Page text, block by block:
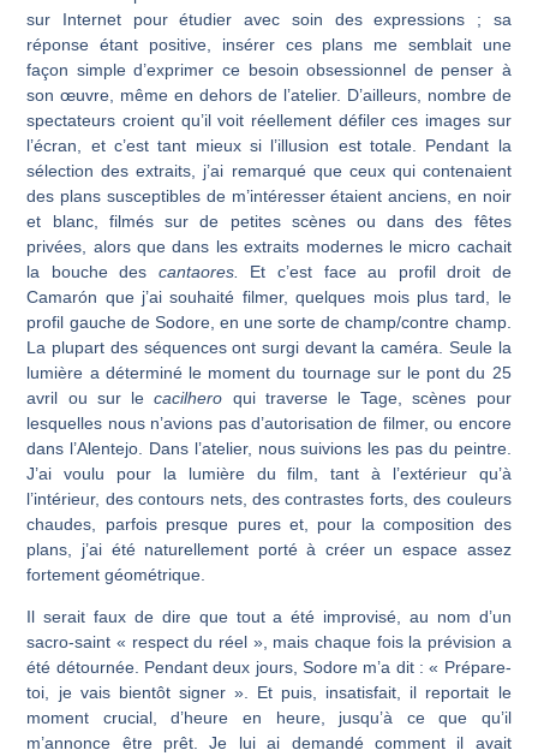
sur Internet pour étudier avec soin des expressions ; sa
réponse étant positive, insérer ces plans me semblait une
façon simple d’exprimer ce besoin obsessionnel de penser à
son œuvre, même en dehors de l’atelier. D’ailleurs, nombre de
spectateurs croient qu’il voit réelle­ment défiler ces images sur
l’écran, et c’est tant mieux si l’illusion est totale. Pendant la
sélection des extraits, j’ai remarqué que ceux qui contenaient
des plans susceptibles de m’intéresser étaient anciens, en noir
et blanc, filmés sur de petites scènes ou dans des fêtes
privées, alors que dans les extraits modernes le micro cachait
la bouche des cantaores.
Et c’est face au profil droit de
Camarón que j’ai souhaité filmer, quelques mois plus tard, le
profil gauche de Sodore, en une sorte de champ/contre champ.
La plupart des séquences ont surgi devant la caméra. Seule la
lumière a déterminé le mo­ment du tournage sur le pont du 25
avril ou sur lecacilhero qui traverse le Tage, scènes pour
lesquelles nous n’avions pas d’autorisation de filmer, ou encore
dans l’Alentejo. Dans l’atelier, nous suivions les pas du peintre.
J’ai voulu pour la lumière du film, tant à l’extérieur qu’à
l’intérieur, des contours nets, des contrastes forts, des couleurs
chaudes, parfois presque pures et, pour la composition des
plans, j’ai été naturellement porté à créer un espace assez
fortement géométrique.
Il serait faux de dire que tout a été improvisé, au nom d’un
sacro-saint « respect du réel », mais chaque fois la prévision a
été détournée. Pendant deux jours, Sodore m’a dit : « Prépare-
toi, je vais bientôt signer ». Et puis, insatisfait, il reportait le
moment crucial, d’heure en heure, jusqu’à ce que qu’il
m’annonce être prêt. Je lui ai demandé comment il avait